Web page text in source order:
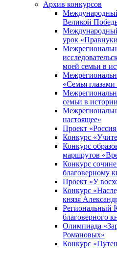
Архив конкурсов
Великой
урок
моей семьи в
«Семья глазами
семьи в
настоящее»
Проект
Конкурс
Конкурс
маршрутов
Конкурс
благоверному
Проект «У
Конкурс
князя
Региональный
благоверного
Олимпиада
Романовых»
Конкурс